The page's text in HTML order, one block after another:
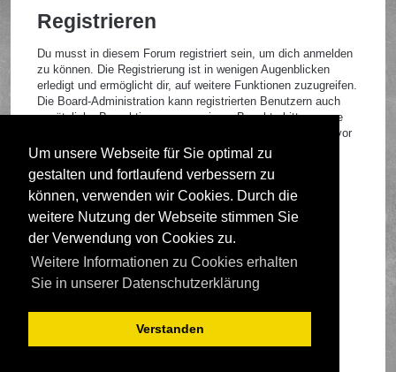
Um unsere Webseite für Sie optimal zu
gestalten und fortlaufend verbessern zu
können, verwenden wir Cookies. Durch die
weitere Nutzung der Webseite stimmen Sie
der Verwendung von Cookies zu.
Weitere Informationen zu Cookies erhalten
Sie in unserer Datenschutzerklärung
Verstanden
Registrieren
Du musst in diesem Forum registriert sein, um dich anmelden
zu können. Die Registrierung ist in wenigen Augenblicken
erledigt und ermöglicht dir, auf weitere Funktionen zuzugreifen.
Die Board-Administration kann registrierten Benutzern auch
zusätzliche Berechtigungen zuweisen. Beachte bitte unsere
Nutzungsbedingungen und die verwandten Regelungen, bevor
du dich registrierst. Bitte beachte auch die jeweiligen
Forenregeln, wenn du dich in diesem Board bewegst.
Nutzungsbedingungen|Datenschutzrichtlinie
Registrieren
Foren-Übersicht
Deutsche Übersetzung durchphpBB.de